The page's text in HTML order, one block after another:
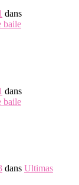
dans
baile
dans
baile
dans Ultimas